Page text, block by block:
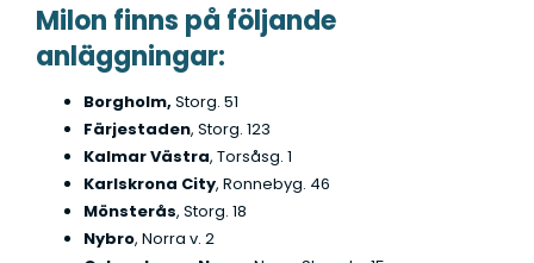
Milon finns på följande
anläggningar:
Borgholm, Storg. 51
Färjestaden, Storg. 123
Kalmar Västra, Torsåsg. 1
Karlskrona City, Ronnebyg. 46
Mönsterås, Storg. 18
Nybro, Norra v. 2